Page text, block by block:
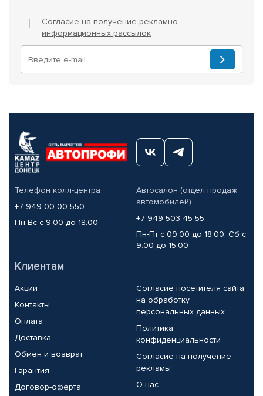
Согласие на получение рекламно-
информационных рассылок
Телефон колл-центра
+7 949 00-00-550
Пн-Вс с 9.00 до 18.00
Автосалон (отдел продаж
автомобилей)
+7 949 503-45-55
Пн-Пт с 09.00 до 18.00, Сб с
9.00 до 15.00
Клиентам
Акции
Контакты
Оплата
Доставка
Обмен и возврат
Гарантия
Договор-оферта
Согласие посетителя сайта
на обработку
персональных данных
Политика
конфиденциальности
Согласие на получение
рекламы
О нас